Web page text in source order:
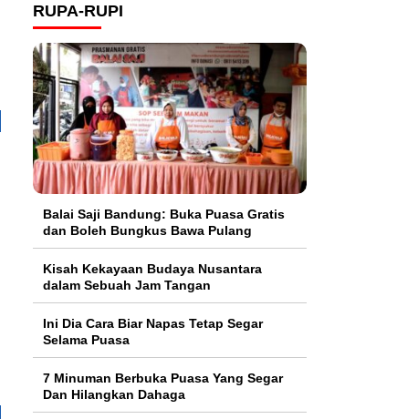
RUPA-RUPI
Balai Saji Bandung: Buka Puasa Gratis
dan Boleh Bungkus Bawa Pulang
Kisah Kekayaan Budaya Nusantara
dalam Sebuah Jam Tangan
Ini Dia Cara Biar Napas Tetap Segar
Selama Puasa
7 Minuman Berbuka Puasa Yang Segar
Dan Hilangkan Dahaga